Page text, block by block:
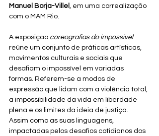
Manuel Borja-Villel , em uma correalização
com o MAM Rio.
A exposição coreografias do impossível
reúne um conjunto de práticas artísticas,
movimentos culturais e sociais que
desafiam o impossível em variadas
formas. Referem-se a modos de
expressão que lidam com a violência total,
a impossibilidade da vida em liberdade
plena e os limites da ideia de justiça.
Assim como as suas linguagens,
impactadas pelos desafios cotidianos dos